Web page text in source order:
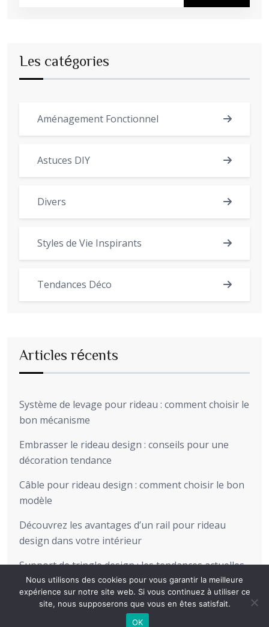
Les catégories
Aménagement Fonctionnel
Astuces DIY
Divers
Styles de Vie Inspirants
Tendances Déco
Articles récents
Système de levage pour rideau : comment choisir le
bon mécanisme
Embrasser le rideau design : conseils pour une
décoration tendance
Câble pour rideau design : comment choisir le bon
modèle
Découvrez les avantages d’un rail pour rideau
design dans votre intérieur
Support de tringle design : les tendances actuelles
pour sublimer votre intérieur
Nous utilisons des cookies pour vous garantir la meilleure
expérience sur notre site web. Si vous continuez à utiliser ce
site, nous supposerons que vous en êtes satisfait.
OK